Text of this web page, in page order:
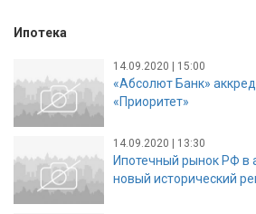
Ипотека
14.09.2020 | 15:00
«Абсолют Банк»
«Приоритет»
14.09.2020 | 13:30
Ипотечный рынок РФ в
новый исторический